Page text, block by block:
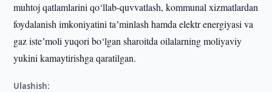
muhtoj qatlamlarini qo‘llab-quvvatlash, kommunal xizmatlardan
foydalanish imkoniyatini taʼminlash hamda elektr energiyasi va
gaz isteʼmoli yuqori bo‘lgan sharoitda oilalarning moliyaviy
yukini kamaytirishga qaratilgan.
Ulashish: